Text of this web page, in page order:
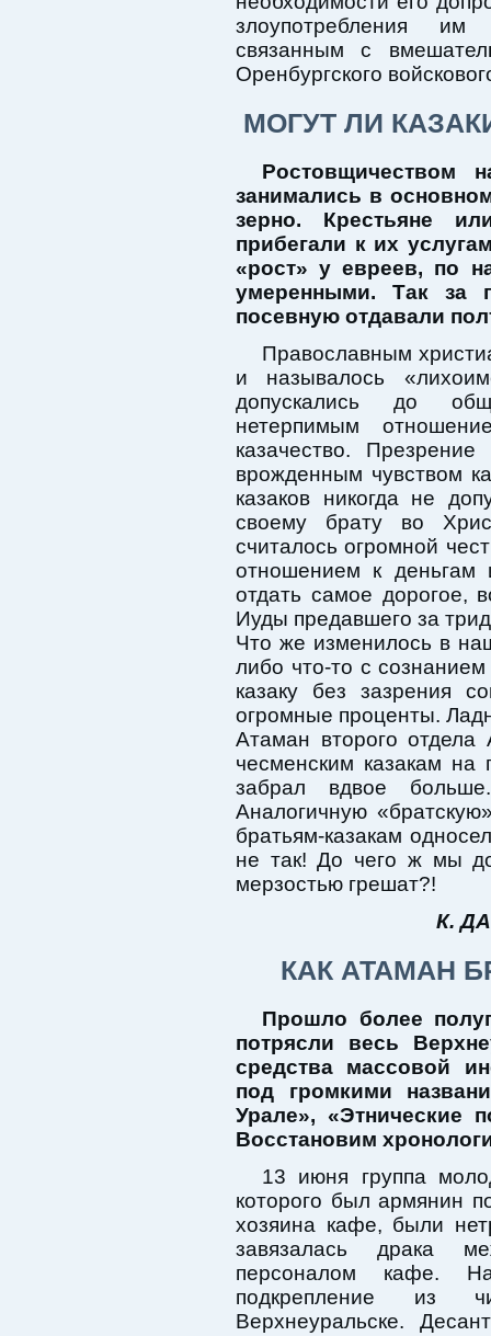
злоупотребления
связанным с
Оренбургского
МОГУТ ЛИ
занимались в
зерно. Крестьяне
прибегали к их
«рост» у евреев, по
умеренными. Так за
посевную отдавали
Православным
и называлось
допускались до
нетерпимым
казачество.
врожденным чувством
казаков никогда не
своему брату во
считалось огромной
отношением к деньгам
отдать самое дорогое,
Иуды предавшего за
Что же изменилось в
либо что-то с
казаку без зазрения
огромные проценты.
Атаман второго
чесменским казакам на
забрал вдвое
Аналогичную
братьям-казакам
не так! До чего ж мы
мерзостью грешат?!
К.
КАК АТАМАН
Прошло более
потрясли весь
средства массовой
под громкими
Урале», «Этнические
Восстановим
13 июня группа
которого был армянин
хозяина кафе, были
завязалась драка
персоналом кафе.
подкрепление из
Верхнеуральске.